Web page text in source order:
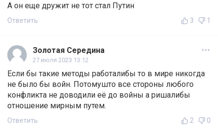
А он еще дружит не тот стал Путин
Ответить 3 1
Золотая Середина
27 июля 2023 13:12
Если бы такие методы работалибы то в мире никогда
не было бы войн. Потомушто все стороны любого
конфликта не доводили её до войны а ришалибы
отношение мирным путем.
Ответить 2 0